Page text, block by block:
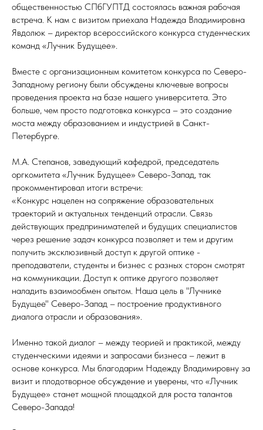
общественностью СПбГУПТД состоялась важная рабочая
встреча. К нам с визитом приехала Надежда Владимировна
Явдолюк – директор всероссийского конкурса студенческих
команд «Лучник Будущее».
Вместе с организационным комитетом конкурса по Северо-
Западному региону были обсуждены ключевые вопросы
проведения проекта на базе нашего университета. Это
больше, чем просто подготовка конкурса – это создание
моста между образованием и индустрией в Санкт-
Петербурге.
М.А. Степанов, заведующий кафедрой, председатель
оргкомитета «Лучник Будущее» Северо-Запад, так
прокомментировал итоги встречи:
«Конкурс нацелен на сопряжение образовательных
траекторий и актуальных тенденций отрасли. Связь
действующих предпринимателей и будущих специалистов
через решение задач конкурса позволяет и тем и другим
получить эксклюзивный доступ к другой оптике -
преподаватели, студенты и бизнес с разных сторон смотрят
на коммуникации. Доступ к оптике другого позволяет
наладить взаимообмен опытом. Наша цель в "Лучнике
Будущее" Северо-Запад – построение продуктивного
диалога отрасли и образования».
Именно такой диалог – между теорией и практикой, между
студенческими идеями и запросами бизнеса – лежит в
основе конкурса. Мы благодарим Надежду Владимировну за
визит и плодотворное обсуждение и уверены, что «Лучник
Будущее» станет мощной площадкой для роста талантов
Северо-Запада!